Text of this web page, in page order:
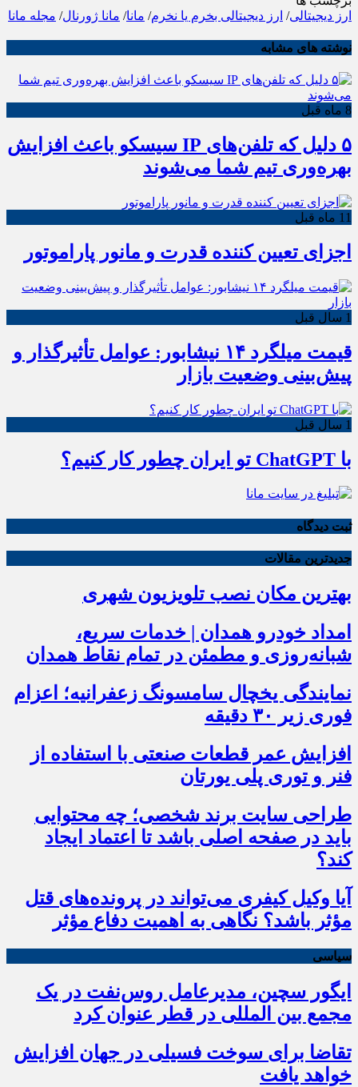
ارز دیجیتالی/ ارز دیجیتالی بخرم یا نخرم/ مانا/ مانا ژورنال/ مجله مانا
نوشته های مشابه
8 ماه قبل
۵ دلیل که تلفن‌های IP سیسکو باعث افزایش
بهره‌وری تیم شما می‌شوند
11 ماه قبل
اجزای تعیین کننده قدرت و مانور پاراموتور
1 سال قبل
قیمت میلگرد ۱۴ نیشابور: عوامل تأثیرگذار و
پیش‌بینی وضعیت بازار
1 سال قبل
با ChatGPT تو ایران چطور کار کنیم؟
ثبت دیدگاه
جدیدترین مقالات
بهترین مکان نصب تلویزیون شهری
امداد خودرو همدان | خدمات سریع،
شبانه‌روزی و مطمئن در تمام نقاط همدان
نمایندگی یخچال سامسونگ زعفرانیه؛ اعزام
فوری زیر ۳۰ دقیقه
افزایش عمر قطعات صنعتی با استفاده از
فنر و توری پلی یورتان
طراحی سایت برند شخصی؛ چه محتوایی
باید در صفحه اصلی باشد تا اعتماد ایجاد
کند؟
آیا وکیل کیفری می‌تواند در پرونده‌های قتل
مؤثر باشد؟ نگاهی به اهمیت دفاع مؤثر
سیاسی
ایگور سچین، مدیرعامل روس‌نفت در یک
مجمع بین المللی در قطر عنوان کرد
تقاضا برای سوخت فسیلی در جهان افزایش
خواهد یافت